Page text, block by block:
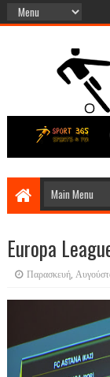
Europa
Παρασκευή,